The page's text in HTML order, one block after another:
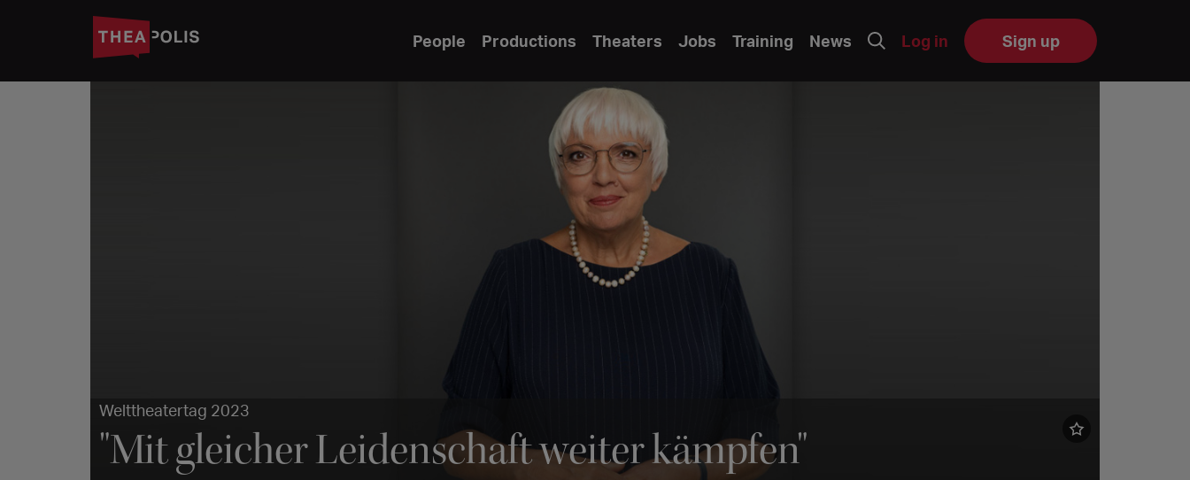
People Productions Theaters Jobs Training News Log in Sign up
Welttheatertag 2023
"Mit gleicher Leidenschaft weiter kämpfen"